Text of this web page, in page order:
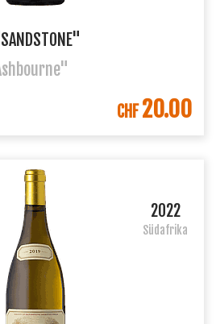
IN DEN WARENKORB
CHF20.00
2022
Südafrika